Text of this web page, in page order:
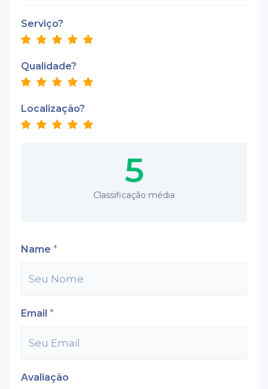
Serviço?
Qualidade?
Localização?
5
Classificação média
Name *
Email *
Avaliação